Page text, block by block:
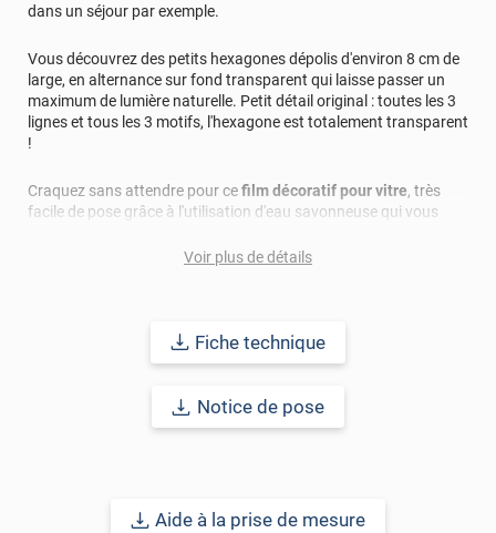
dans un séjour par exemple.
Vous découvrez des petits hexagones dépolis d'environ 8 cm de
large, en alternance sur fond transparent qui laisse passer un
maximum de lumière naturelle. Petit détail original : toutes les 3
lignes et tous les 3 motifs, l'hexagone est totalement transparent
!
Craquez sans attendre pour cefilm décoratif pour vitre, très
facile de pose grâce à l'utilisation d'eau savonneuse qui vous
Astuce Luminis Films: Avant toute commande, n'hésitez pas à
faire une demande d'échantillon gratuite, pour tester le film que
Voir plus de détails
Fiche technique
Notice de pose
Aide à la prise de mesure